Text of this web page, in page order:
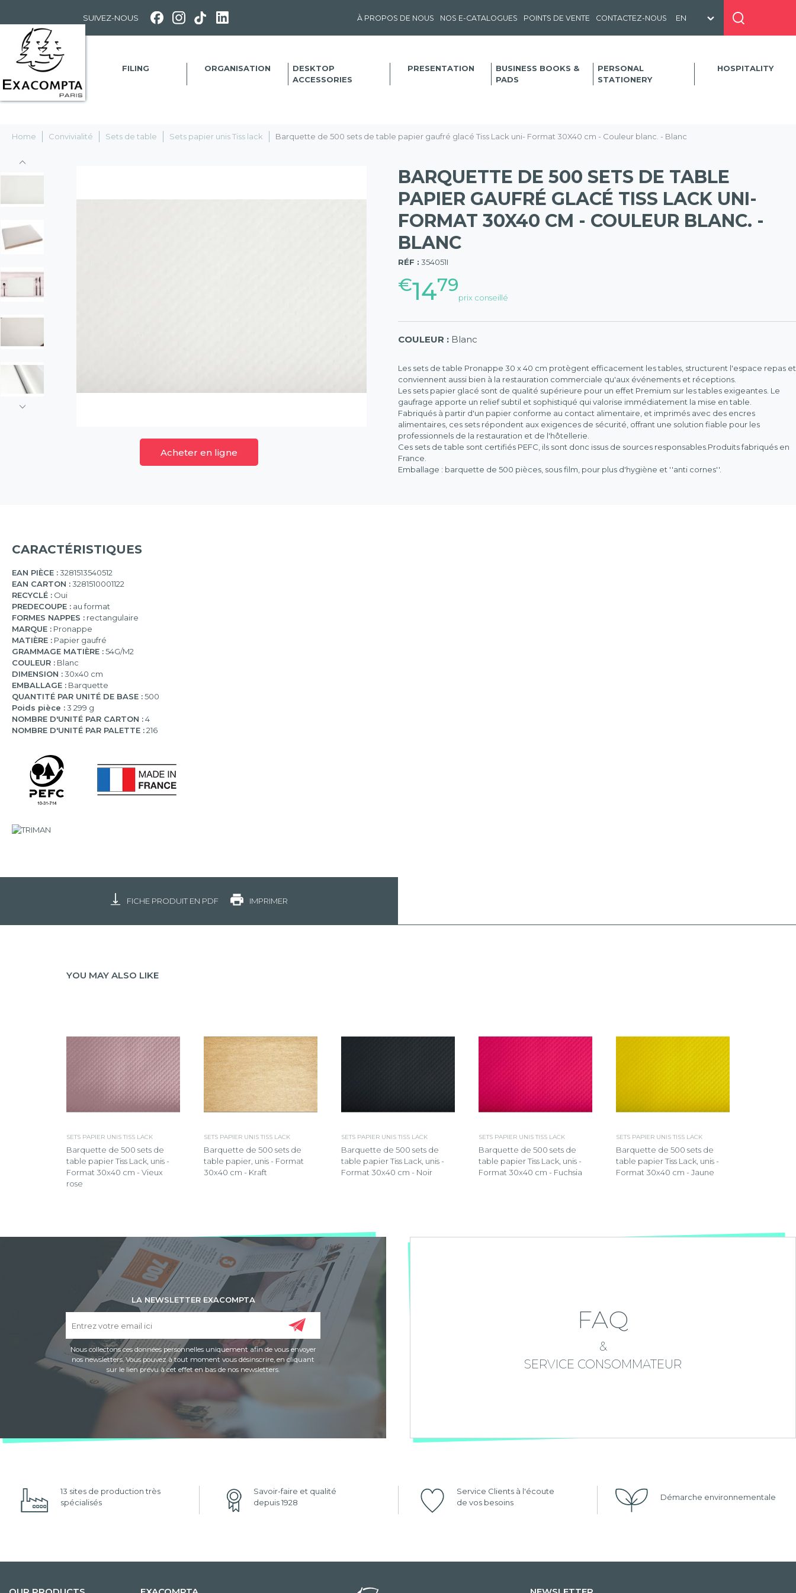
SUIVEZ-NOUS À PROPOS DE NOUS NOS E-CATALOGUES POINTS DE VENTE CONTACTEZ-NOUS
FILING ORGANISATION
DESKTOP
ACCESSORIES
PRESENTATION
BUSINESS BOOKS &
PADS
PERSONAL
STATIONERY
HOSPITALITY
Home Convivialité Sets de table Sets papier unis Tiss lack Barquette de 500 sets de table papier gaufré glacé Tiss Lack uni- Format 30X40 cm - Couleur blanc. - Blanc
Acheter en ligne
BARQUETTE DE 500 SETS DE TABLE
PAPIER GAUFRÉ GLACÉ TISS LACK UNI-
FORMAT 30X40 CM - COULEUR BLANC. -
BLANC
RÉF : 354051I
€1479
prix conseillé
(57)
COULEUR : Blanc
Les sets de table Pronappe 30 x 40 cm protègent efficacement les tables, structurent l'espace repas et
conviennent aussi bien à la restauration commerciale qu'aux événements et réceptions.
Les sets papier glacé sont de qualité supérieure pour un effet Premium sur les tables exigeantes. Le
gaufrage apporte un relief subtil et sophistiqué qui valorise immédiatement la mise en table.
Fabriqués à partir d'un papier conforme au contact alimentaire, et imprimés avec des encres
alimentaires, ces sets répondent aux exigences de sécurité, offrant une solution fiable pour les
professionnels de la restauration et de l'hôtellerie.
Ces sets de table sont certifiés PEFC, ils sont donc issus de sources responsables.Produits fabriqués en
France.
Emballage : barquette de 500 pièces, sous film, pour plus d'hygiène et ''anti cornes''.
CARACTÉRISTIQUES
EAN PIÈCE :3281513540512
EAN CARTON :3281510001122
RECYCLÉ : Oui
PREDECOUPE : au format
FORMES NAPPES : rectangulaire
MARQUE : Pronappe
MATIÈRE : Papier gaufré
GRAMMAGE MATIÈRE :54G/M2
COULEUR : Blanc
DIMENSION :30x40 cm
EMBALLAGE : Barquette
QUANTITÉ PAR UNITÉ DE BASE :500
Poids pièce :3 299 g
NOMBRE D'UNITÉ PAR CARTON :4
NOMBRE D'UNITÉ PAR PALETTE :216
FICHE PRODUIT EN PDF IMPRIMER
YOU MAY ALSO LIKE
SETS PAPIER UNIS TISS LACK
Barquette de 500 sets de
table papier Tiss Lack, unis -
Format 30x40 cm - Vieux
rose
SETS PAPIER UNIS TISS LACK
Barquette de 500 sets de
table papier, unis - Format
30x40 cm - Kraft
SETS PAPIER UNIS TISS LACK
Barquette de 500 sets de
table papier Tiss Lack, unis -
Format 30x40 cm - Noir
SETS PAPIER UNIS TISS LACK
Barquette de 500 sets de
table papier Tiss Lack, unis -
Format 30x40 cm - Fuchsia
SETS PAPIER UNIS TISS LACK
Barquette de 500 sets de
table papier Tiss Lack, unis -
Format 30x40 cm - Jaune
LA NEWSLETTER EXACOMPTA
Nous collectons ces données personnelles uniquement afin de vous envoyer
nos newsletters. Vous pouvez à tout moment vous désinscrire, en cliquant
sur le lien prévu à cet effet en bas de nos newsletters.
FAQ
&
SERVICE CONSOMMATEUR
13 sites de production très
spécialisés
Savoir-faire et qualité
depuis 1928
Service Clients à l'écoute
de vos besoins
Démarche environnementale